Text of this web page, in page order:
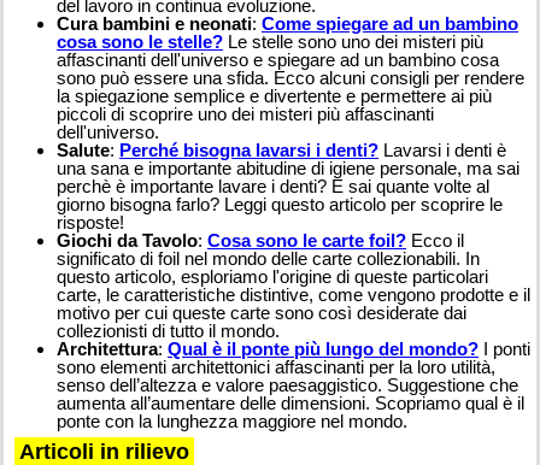
del lavoro in continua evoluzione.
Cura bambini e neonati: Come spiegare ad un bambino
cosa sono le stelle? Le stelle sono uno dei misteri più
affascinanti dell'universo e spiegare ad un bambino cosa
sono può essere una sfida. Ecco alcuni consigli per rendere
la spiegazione semplice e divertente e permettere ai più
piccoli di scoprire uno dei misteri più affascinanti
dell'universo.
Salute: Perché bisogna lavarsi i denti? Lavarsi i denti è
una sana e importante abitudine di igiene personale, ma sai
perchè è importante lavare i denti? E sai quante volte al
giorno bisogna farlo? Leggi questo articolo per scoprire le
risposte!
Giochi da Tavolo: Cosa sono le carte foil? Ecco il
significato di foil nel mondo delle carte collezionabili. In
questo articolo, esploriamo l'origine di queste particolari
carte, le caratteristiche distintive, come vengono prodotte e il
motivo per cui queste carte sono così desiderate dai
collezionisti di tutto il mondo.
Architettura: Qual è il ponte più lungo del mondo? I ponti
sono elementi architettonici affascinanti per la loro utilità,
senso dell’altezza e valore paesaggistico. Suggestione che
aumenta all’aumentare delle dimensioni. Scopriamo qual è il
ponte con la lunghezza maggiore nel mondo.
Articoli in rilievo